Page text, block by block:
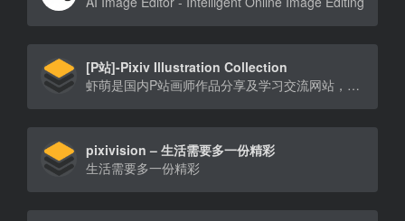
[P站]-Pixiv Illustration Collection
虾萌是国内P站画师作品分享及学习交流网站，提供Pixiv插画排行榜与各类动漫二次元插画的浏览以及热门排序的高级会员搜索，并围绕着画作提供了收藏与画集等特色功能，致力于给予用户完善的一站式acg社区体验。海量pixiv画师作品，p站画师一手掌握！
pixivision – 生活需要多一份精彩
生活需要多一份精彩